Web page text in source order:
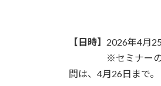
【日時】 2026年4月
※セミナーの進行
間は、4月26日まで。